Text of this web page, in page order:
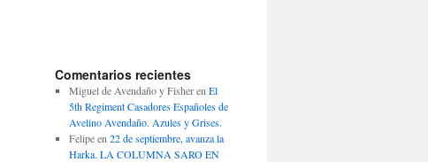
Comentarios recientes
Miguel de Avendaño y Fisheren El
5th Regiment Casadores Españoles de
Avelino Avendaño. Azules y Grises.
Felipeen 22 de septiembre, avanza la
Harka. LA COLUMNA SARO EN